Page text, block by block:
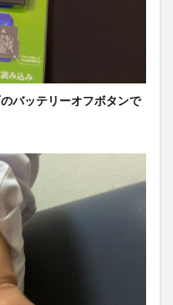
バッテリーオフボタンで